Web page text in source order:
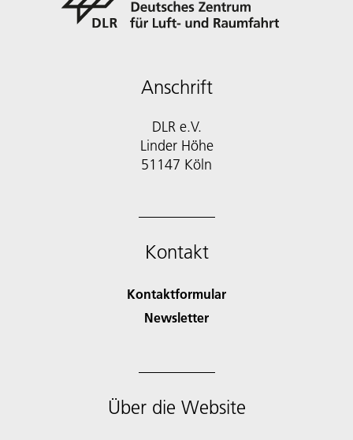
Anschrift
DLR e.V.
Linder Höhe
51147 Köln
Kontakt
Kontaktformular
Newsletter
Über die Website